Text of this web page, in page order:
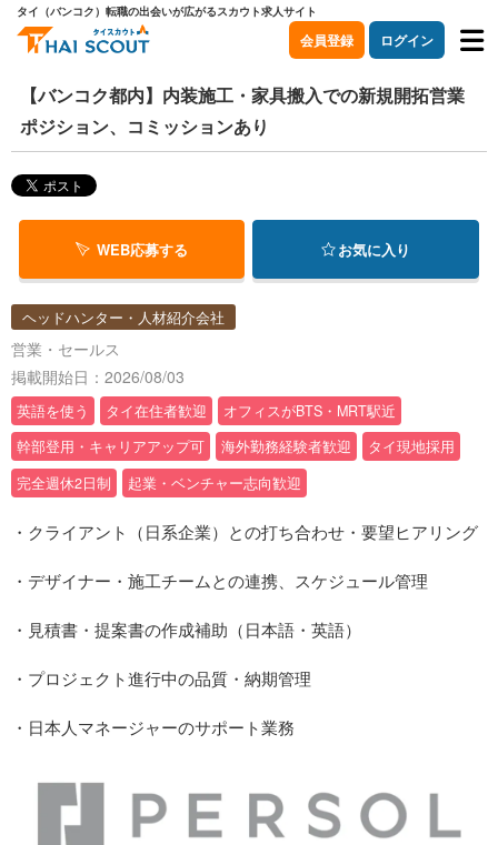
タイ（バンコク）転職の出会いが広がるスカウト求人サイト
会員登録 ログイン
【バンコク都内】内装施工・家具搬入での新規開拓営業
ポジション、コミッションあり
WEB応募する お気に入り
ヘッドハンター・人材紹介会社
営業・セールス
掲載開始日：2026/08/03
英語を使う タイ在住者歓迎
オフィスがBTS・MRT駅近
幹部登用・キャリアアップ可
海外勤務経験者歓迎
タイ現地採用
完全週休2日制
起業・ベンチャー志向歓迎
・クライアント（日系企業）との打ち合わせ・要望ヒアリング
・デザイナー・施工チームとの連携、スケジュール管理
・見積書・提案書の作成補助（日本語・英語）
・プロジェクト進行中の品質・納期管理
・日本人マネージャーのサポート業務